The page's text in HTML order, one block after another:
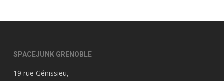
SPACEJUNK GRENOBLE
19 rue Génissieu,